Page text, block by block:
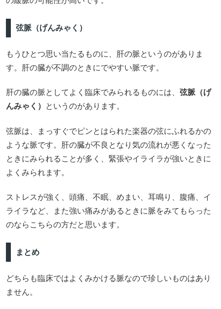
弦脈（げんみゃく）
もうひとつ思い当たるものに、肝の脈というのがありま
す。肝の臓が不調のときにでやすい脈です。
肝の臓の脈としてよく臨床でみられるものには、 弦脈（げ
んみゃく）
というのがあります。
弦脈は、まっすぐでピンとはられた楽器の弦にふれるかの
ような脈です。肝の臓が不良となり気の流れが悪くなった
ときにみられることが多く、緊張やイライラが強いときに
よくみられます。
ストレスが強く、頭痛、不眠、めまい、耳鳴り、腹痛、イ
ライラなど、また強い痛みがあるときに脈をみてもらった
のならこちらの方だと思います。
まとめ
どちらも臨床ではよくみかける脈なので珍しいものはあり
ません。